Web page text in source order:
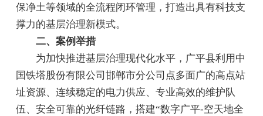
保净土等领域的全流程闭环管理，打造出具有科技支
撑力的基层治理新模式。
二、案例举措
为加快推进基层治理现代化水平，广平县利用中
国铁塔股份有限公司邯郸市分公司点多面广的高点站
址资源、连续稳定的电力供应、专业高效的维护队
伍、安全可靠的光纤链路，搭建“数字广平-空天地全